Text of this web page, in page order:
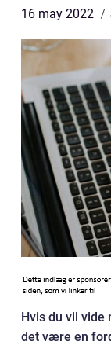
16 may 2022
Hvis du vil vide
det være en